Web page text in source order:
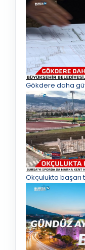
Gökdere daha
Okçulukta